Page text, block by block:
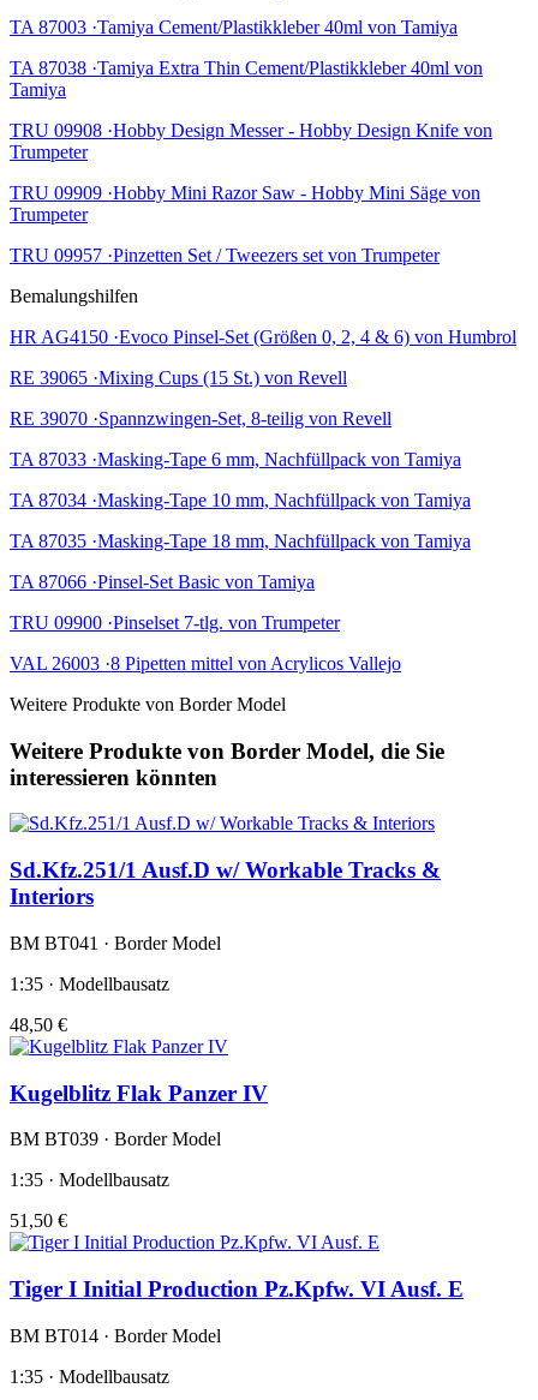
TA 87003 ·Tamiya Cement/Plastikkleber 40ml von Tamiya
TA 87038 ·Tamiya Extra Thin Cement/Plastikkleber 40ml von
Tamiya
TRU 09908 ·Hobby Design Messer - Hobby Design Knife von
Trumpeter
TRU 09909 ·Hobby Mini Razor Saw - Hobby Mini Säge von
Trumpeter
TRU 09957 ·Pinzetten Set / Tweezers set von Trumpeter
Bemalungshilfen
HR AG4150 ·Evoco Pinsel-Set (Größen 0, 2, 4 & 6) von Humbrol
RE 39065 ·Mixing Cups (15 St.) von Revell
RE 39070 ·Spannzwingen-Set, 8-teilig von Revell
TA 87033 ·Masking-Tape 6 mm, Nachfüllpack von Tamiya
TA 87034 ·Masking-Tape 10 mm, Nachfüllpack von Tamiya
TA 87035 ·Masking-Tape 18 mm, Nachfüllpack von Tamiya
TA 87066 ·Pinsel-Set Basic von Tamiya
TRU 09900 ·Pinselset 7-tlg. von Trumpeter
VAL 26003 ·8 Pipetten mittel von Acrylicos Vallejo
Weitere Produkte von Border Model
Weitere Produkte von Border Model, die Sie
interessieren könnten
Sd.Kfz.251/1 Ausf.D w/ Workable Tracks &
Interiors
BM BT041 · Border Model
1:35 · Modellbausatz
48,50 €
Kugelblitz Flak Panzer IV
BM BT039 · Border Model
1:35 · Modellbausatz
51,50 €
Tiger I Initial Production Pz.Kpfw. VI Ausf. E
BM BT014 · Border Model
1:35 · Modellbausatz